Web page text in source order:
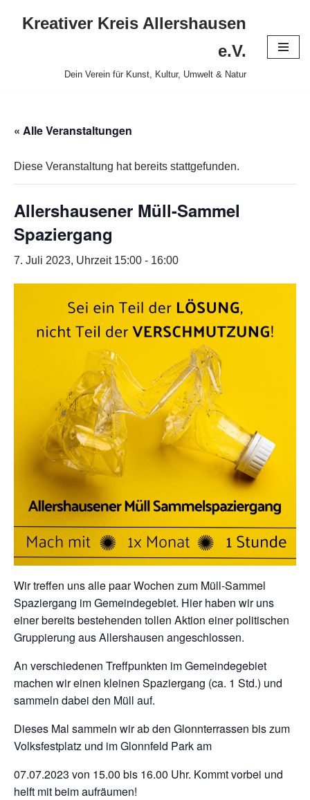
Kreativer Kreis Allershausen
e.V.
Dein Verein für Kunst, Kultur, Umwelt & Natur
« Alle Veranstaltungen
Diese Veranstaltung hat bereits stattgefunden.
Allershausener Müll-Sammel
Spaziergang
7. Juli 2023, Uhrzeit 15:00 - 16:00
Wir treffen uns alle paar Wochen zum Müll-Sammel
Spaziergang im Gemeindegebiet. Hier haben wir uns
einer bereits bestehenden tollen Aktion einer politischen
Gruppierung aus Allershausen angeschlossen.
An verschiedenen Treffpunkten im Gemeindegebiet
machen wir einen kleinen Spaziergang (ca. 1 Std.) und
sammeln dabei den Müll auf.
Dieses Mal sammeln wir ab den Glonnterrassen bis zum
Volksfestplatz und im Glonnfeld Park am
07.07.2023 von 15.00 bis 16.00 Uhr. Kommt vorbei und
helft mit beim aufräumen!